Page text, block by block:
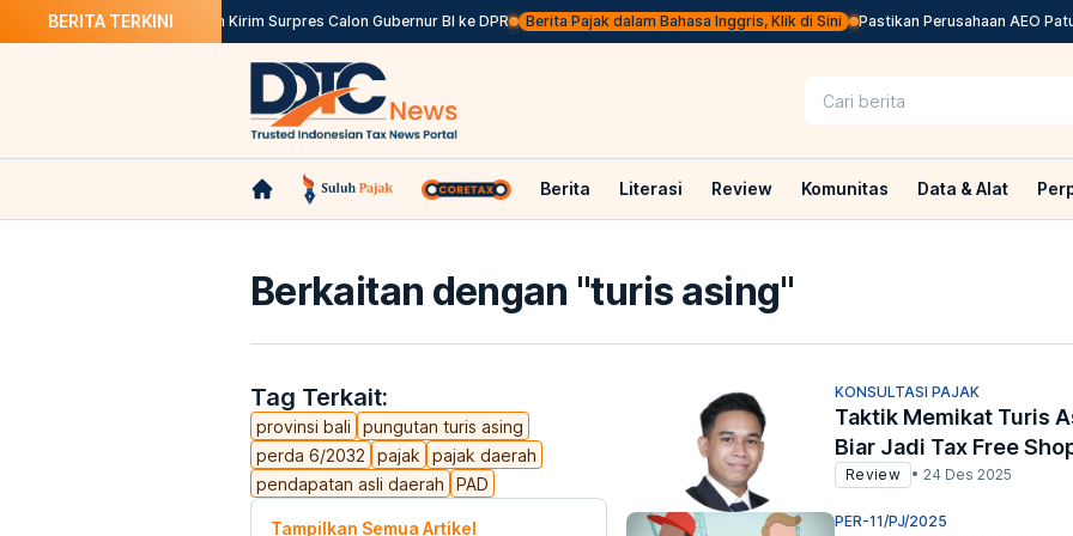
BERITA TERKINI
Tepat Waktu Istana Belum Kirim Surpres Calon Gubernur BI ke DPR Berita Pajak dalam Bahasa Inggris, Klik di Sini Pastikan Perusahaan AEO Patuh,
Berita Literasi Review Komunitas Data & Alat
Berkaitan dengan "turis asing"
Tag Terkait:
provinsi bali
pungutan turis asing
perda 6/2032
pajak
pajak daerah
pendapatan asli daerah
PAD
Tampilkan Semua Artikel
KONSULTASI PAJAK
Taktik Memikat Turis
Biar Jadi Tax Free
Review • 24 Des 2025
PER-11/PJ/2025